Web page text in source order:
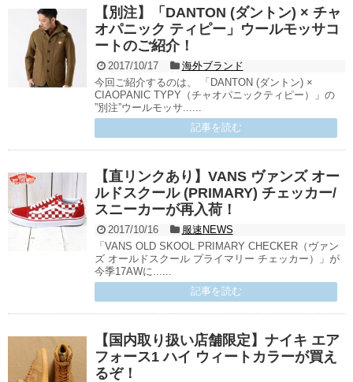
【別注】「DANTON (ダントン) × チャ
オパニック ティピー」ウールモッサコ
ートのご紹介！
2017/10/17
海外ブランド
今回ご紹介するのは、 「DANTON (ダントン) ×
CIAOPANIC TYPY（チャオパニックティピー）」の
”別注”ウールモッサ......
記事を読む
【直リンクあり】VANS ヴァンズ オー
ルドスクール (PRIMARY) チェッカー/
スニーカーが再入荷！
2017/10/16
服速NEWS
「VANS OLD SKOOL PRIMARY CHECKER（ヴァン
ズ オールドスクール プライマリー チェッカー）」が
今季17AWに......
記事を読む
【国内取り扱い店舗限定】ナイキ エア
フォース1 ハイ ウィートカラーが買え
るぞ！